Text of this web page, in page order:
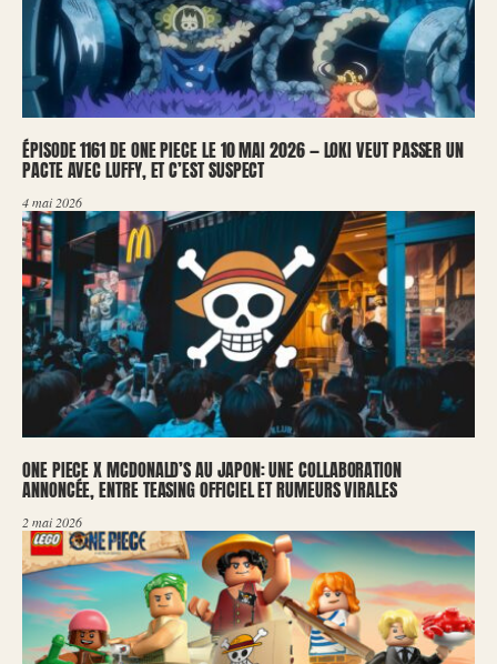
ÉPISODE 1161 DE ONE PIECE LE 10 MAI 2026 — LOKI VEUT PASSER UN
PACTE AVEC LUFFY, ET C’EST SUSPECT
4 mai 2026
ONE PIECE X MCDONALD’S AU JAPON: UNE COLLABORATION
ANNONCÉE, ENTRE TEASING OFFICIEL ET RUMEURS VIRALES
2 mai 2026